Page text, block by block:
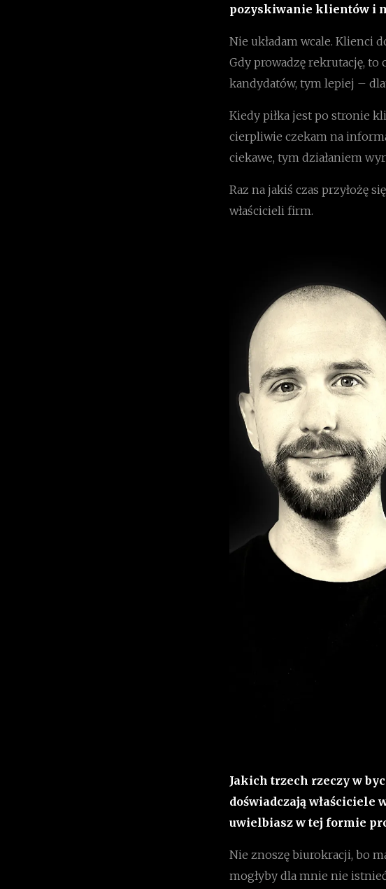
pozyskiwanie klientów i
Nie układam wcale. Klienci
Gdy prowadzę rekrutację, to
kandydatów, tym lepiej –
Kiedy piłka jest po stronie
cierpliwie czekam na
ciekawe, tym działaniem
Raz na jakiś czas przyłożę
właścicieli firm.
Jakich trzech rzeczy w
doświadczają
uwielbiasz w tej formie
Nie znoszę biurokracji, bo
mogłyby dla mnie nie